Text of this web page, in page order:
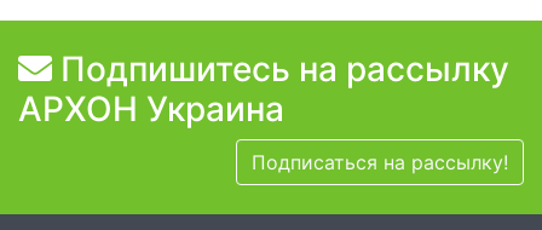
Подпишитесь на рассылку
АРХОН Украина
Подписаться на рассылку!